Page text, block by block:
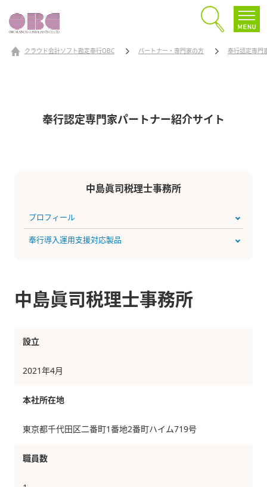
クラウド会計ソフト勘定奉行OBC パートナー・専門家の方 奉行認定専門
奉行認定専門家パートナー紹介サイト
中島眞司税理士事務所
プロフィール
奉行導入運用支援対応製品
中島眞司税理士事務所
設立
2021年4月
本社所在地
東京都千代田区二番町1番地2番町ハイム719号
職員数